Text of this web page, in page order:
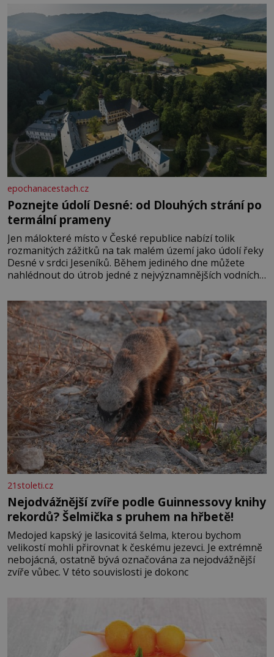
epochanacestach.cz
Poznejte údolí Desné: od Dlouhých strání po
termální prameny
Jen málokteré místo v České republice nabízí tolik
rozmanitých zážitků na tak malém území jako údolí řeky
Desné v srdci Jeseníků. Během jediného dne můžete
nahlédnout do útrob jedné z nejvýznamnějších vodních
se na koloběžce a den zakončit poznáváním památek ve
Velkých Losinách nebo v termálním
21stoleti.cz
Nejodvážnější zvíře podle Guinnessovy knihy
rekordů? Šelmička s pruhem na hřbetě!
Medojed kapský je lasicovitá šelma, kterou bychom
velikostí mohli přirovnat k českému jezevci. Je extrémně
nebojácná, ostatně bývá označována za nejodvážnější
zvíře vůbec. V této souvislosti je dokonc